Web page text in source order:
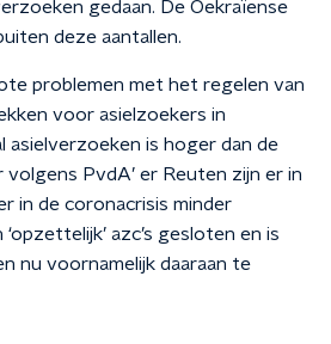
gedaan. De Oekraïense
deze aantallen.
problemen met het regelen van
voor asielzoekers in
asielverzoeken is hoger dan de
volgens PvdA’ er Reuten zijn er in
in de coronacrisis minder
azc’s gesloten en is
nu voornamelijk daaraan te